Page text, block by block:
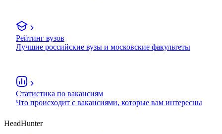
Рейтинг вузов
Лучшие российские вузы и московские факультеты
Статистика по вакансиям
Что происходит с вакансиями, которые вам интересны
HeadHunter